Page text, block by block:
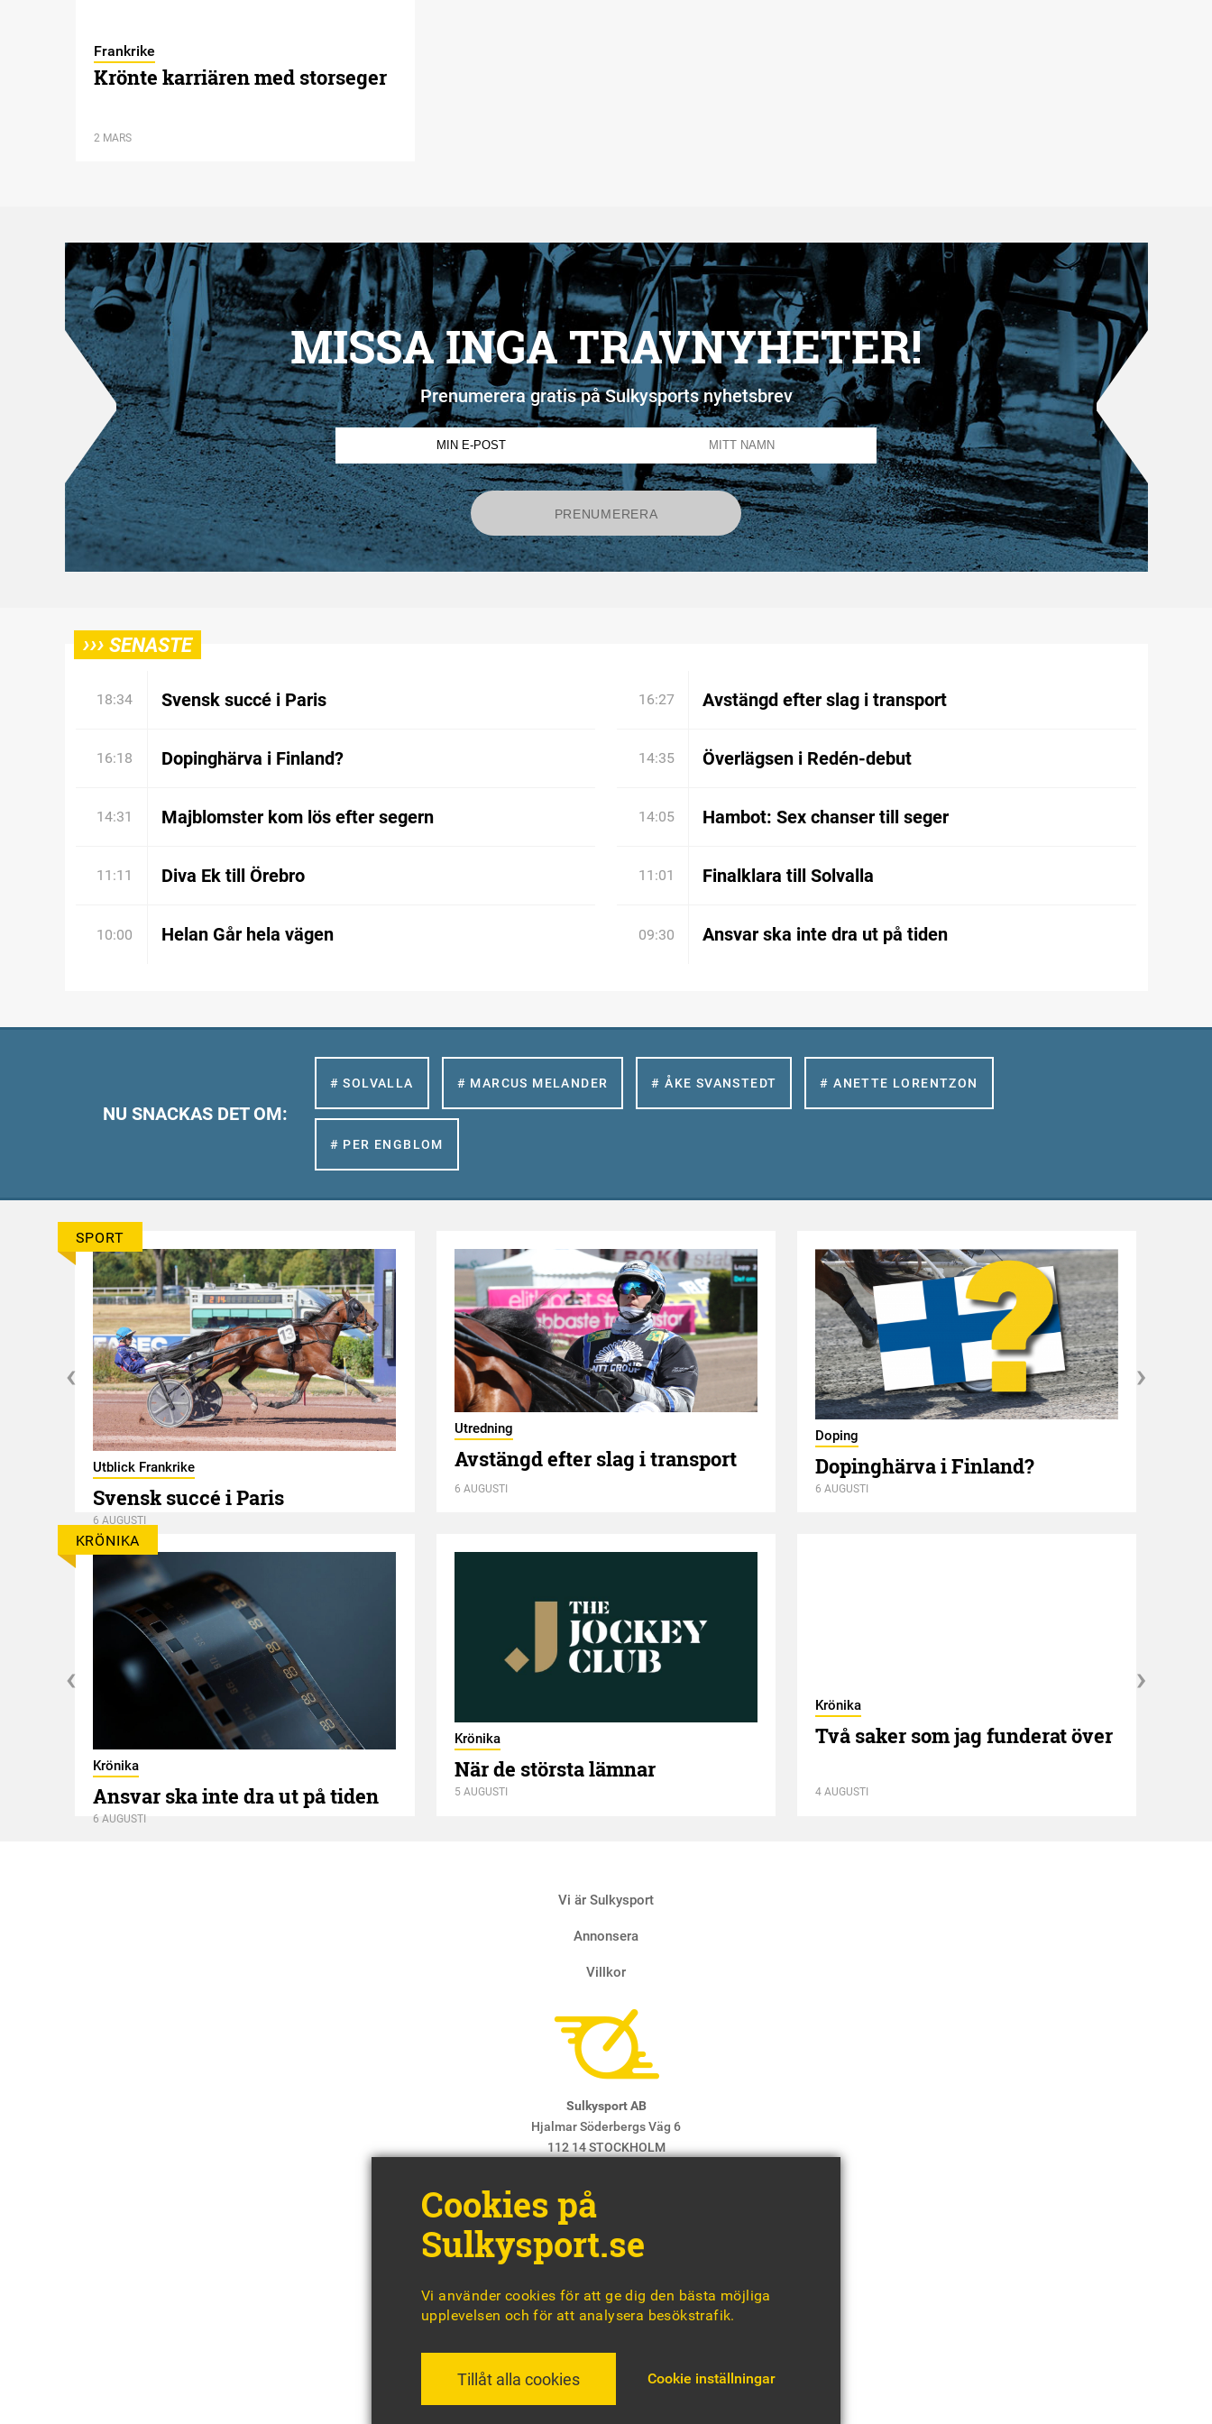
Frankrike
Krönte karriären med storseger
2 MARS
MISSA INGA TRAVNYHETER!
Prenumerera gratis på Sulkysports nyhetsbrev
››› SENASTE
18:34 Svensk succé i Paris 16:27 Avstängd efter slag i transport
16:18 Dopinghärva i Finland? 14:35 Överlägsen i Redén-debut
14:31 Majblomster kom lös efter segern 14:05 Hambot: Sex chanser till seger
11:11 Diva Ek till Örebro 11:01 Finalklara till Solvalla
10:00 Helan Går hela vägen 09:30 Ansvar ska inte dra ut på tiden
NU SNACKAS DET OM:
# SOLVALLA # MARCUS MELANDER # ÅKE SVANSTEDT # ANETTE LORENTZON
# PER ENGBLOM
SPORT
Utblick Frankrike
Svensk succé i Paris
6 AUGUSTI
Utredning
Avstängd efter slag i transport
6 AUGUSTI
Doping
Dopinghärva i Finland?
6 AUGUSTI
KRÖNIKA
Krönika
Ansvar ska inte dra ut på tiden
6 AUGUSTI
Krönika
När de största lämnar
5 AUGUSTI
Krönika
Två saker som jag funderat över
4 AUGUSTI
Vi är Sulkysport
Annonsera
Villkor
Sulkysport AB
Hjalmar Söderbergs Väg 6
112 14 STOCKHOLM
Chefredaktör & ansvarig utgivare:
Cookies på
Sulkysport.se
Vi använder cookies för att ge dig den bästa möjliga
upplevelsen och för att analysera besökstrafik.
Tillåt alla cookies Cookie inställningar